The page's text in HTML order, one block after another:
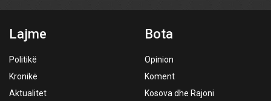
Lajme
Politikë
Kronikë
Aktualitet
Bota
Opinion
Koment
Kosova dhe Rajoni